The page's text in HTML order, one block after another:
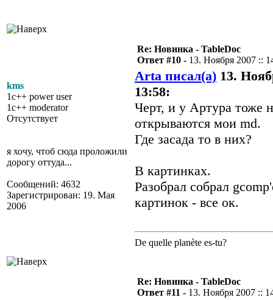
kms
1c++ power user
1c++ moderator
Отсутствует
я хочу, чтоб сюда проложили
дорогу оттуда...
Сообщений: 4632
Зарегистрирован: 19. Мая
2006
Re: Новинка - TableDoc
Ответ #10 - 13. Ноября 2007 ::
Arta писал(а) 13.
13:58:
Черт, и у Артура тоже
открываются мои md.
Где засада то в них?
В картинках.
Разобрал собрал
картинок - все ок.
De quelle planète es-tu?
Re: Новинка - TableDoc
Ответ #11 - 13. Ноября 2007 ::